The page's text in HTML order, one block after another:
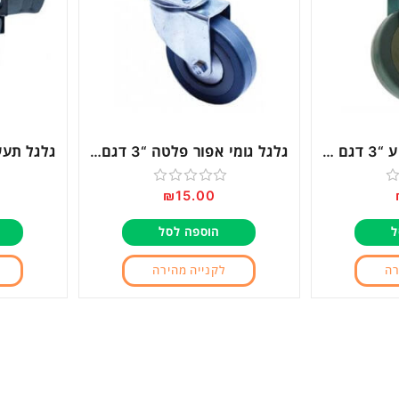
גלגל גומי אפור קבוע “3 דגם 10207 גלגל גומי אפור פלטה “3 דגם 15018
דורג
0
5
₪15.00
הוספה לסל
לקנייה מהירה